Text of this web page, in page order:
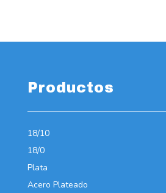
Productos
18/10
18/0
Plata
Acero Plateado